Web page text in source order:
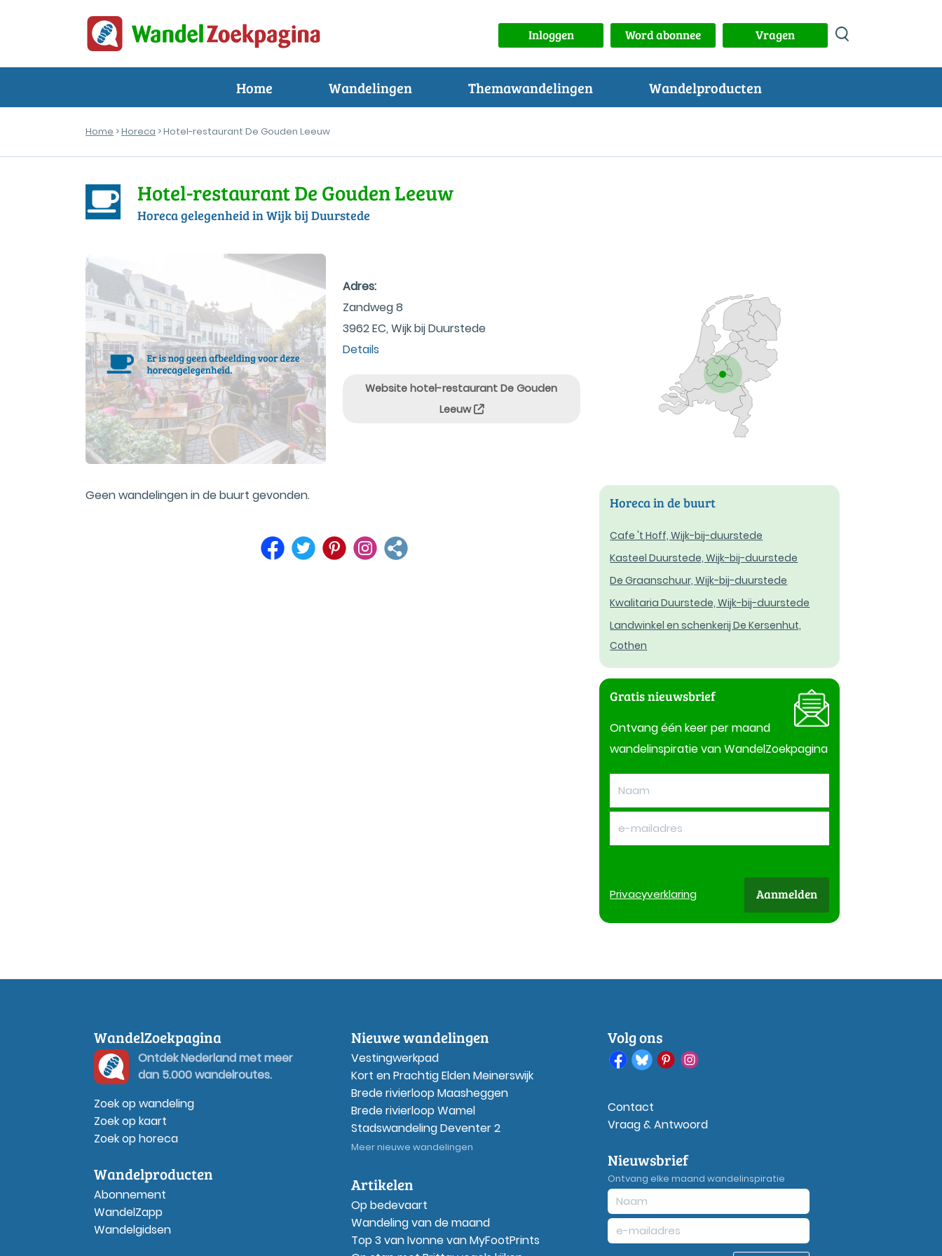
Inloggen Word abonnee Vragen
Home Wandelingen Themawandelingen Wandelproducten
Home >Horeca > Hotel-restaurant De Gouden Leeuw
Hotel-restaurant De Gouden Leeuw
Horeca gelegenheid in Wijk bij Duurstede
Adres:
Zandweg 8
3962 EC, Wijk bij Duurstede
Details
Website hotel-restaurant De Gouden
Leeuw
Geen wandelingen in de buurt gevonden. Horeca in de buurt
Cafe 't Hoff, Wijk-bij-duurstede
Kasteel Duurstede, Wijk-bij-duurstede
De Graanschuur, Wijk-bij-duurstede
Kwalitaria Duurstede, Wijk-bij-duurstede
Landwinkel en schenkerij De Kersenhut,
Cothen
Gratis nieuwsbrief
Ontvang één keer per maand
wandelinspiratie van WandelZoekpagina
Privacyverklaring Aanmelden
WandelZoekpagina
Ontdek Nederland met meer
dan 5.000 wandelroutes.
Zoek op wandeling
Zoek op kaart
Zoek op horeca
Wandelproducten
Abonnement
WandelZapp
Wandelgidsen
Nieuwe wandelingen
Vestingwerkpad
Kort en Prachtig Elden Meinerswijk
Brede rivierloop Maasheggen
Brede rivierloop Wamel
Stadswandeling Deventer 2
Meer nieuwe wandelingen
Artikelen
Op bedevaart
Wandeling van de maand
Top 3 van Ivonne van MyFootPrints
Volg ons
Contact
Vraag & Antwoord
Nieuwsbrief
Ontvang elke maand wandelinspiratie